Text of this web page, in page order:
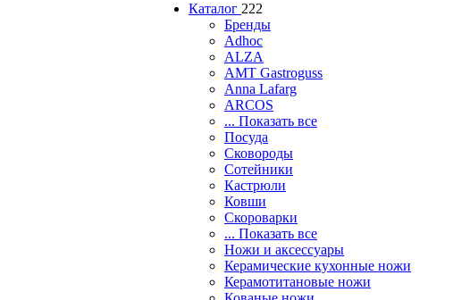
Каталог 222
Бренды
Adhoc
ALZA
AMT Gastroguss
Anna Lafarg
ARCOS
... Показать все
Посуда
Сковороды
Сотейники
Кастрюли
Ковши
Скороварки
... Показать все
Ножи и аксессуары
Керамические кухонные ножи
Керамотитановые ножи